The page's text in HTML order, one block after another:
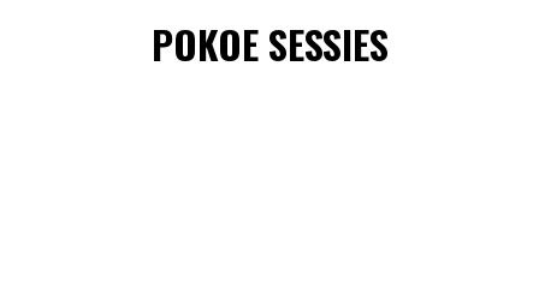
POKOE SESSIES